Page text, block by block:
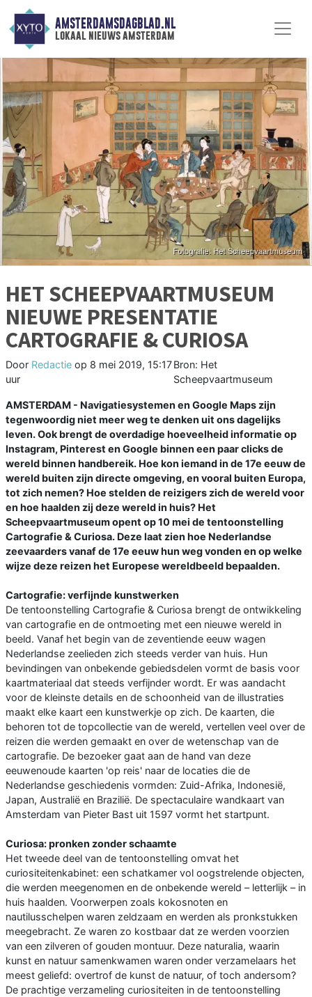
AMSTERDAMSDAGBLAD.NL
lokaal nieuws amsterdam
HET SCHEEPVAARTMUSEUM
NIEUWE PRESENTATIE
CARTOGRAFIE & CURIOSA
Door Redactie op 8 mei 2019, 15:17
uur
Bron: Het
Scheepvaartmuseum
AMSTERDAM - Navigatiesystemen en Google Maps zijn
tegenwoordig niet meer weg te denken uit ons dagelijks
leven. Ook brengt de overdadige hoeveelheid informatie op
Instagram, Pinterest en Google binnen een paar clicks de
wereld binnen handbereik. Hoe kon iemand in de 17e eeuw de
wereld buiten zijn directe omgeving, en vooral buiten Europa,
tot zich nemen? Hoe stelden de reizigers zich de wereld voor
en hoe haalden zij deze wereld in huis? Het
Scheepvaartmuseum opent op 10 mei de tentoonstelling
Cartografie & Curiosa. Deze laat zien hoe Nederlandse
zeevaarders vanaf de 17e eeuw hun weg vonden en op welke
wijze deze reizen het Europese wereldbeeld bepaalden.
Cartografie: verfijnde kunstwerken
De tentoonstelling Cartografie & Curiosa brengt de ontwikkeling
van cartografie en de ontmoeting met een nieuwe wereld in
beeld. Vanaf het begin van de zeventiende eeuw wagen
Nederlandse zeelieden zich steeds verder van huis. Hun
bevindingen van onbekende gebiedsdelen vormt de basis voor
kaartmateriaal dat steeds verfijnder wordt. Er was aandacht
voor de kleinste details en de schoonheid van de illustraties
maakt elke kaart een kunstwerkje op zich. De kaarten, die
behoren tot de topcollectie van de wereld, vertellen veel over de
reizen die werden gemaakt en over de wetenschap van de
cartografie. De bezoeker gaat aan de hand van deze
eeuwenoude kaarten 'op reis' naar de locaties die de
Nederlandse geschiedenis vormden: Zuid-Afrika, Indonesië,
Japan, Australië en Brazilië. De spectaculaire wandkaart van
Amsterdam van Pieter Bast uit 1597 vormt het startpunt.
Curiosa: pronken zonder schaamte
Het tweede deel van de tentoonstelling omvat het
curiositeitenkabinet: een schatkamer vol oogstrelende objecten,
die werden meegenomen en de onbekende wereld – letterlijk – in
huis haalden. Voorwerpen zoals kokosnoten en
nautilusschelpen waren zeldzaam en werden als pronkstukken
meegebracht. Ze waren zo kostbaar dat ze werden voorzien
van een zilveren of gouden montuur. Deze naturalia, waarin
kunst en natuur samenkwamen waren onder verzamelaars het
meest geliefd: overtrof de kunst de natuur, of toch andersom?
De prachtige verzameling curiositeiten in de tentoonstelling